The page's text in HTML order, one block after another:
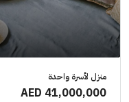
منزل لأسرة واحدة
AED 41,000,000